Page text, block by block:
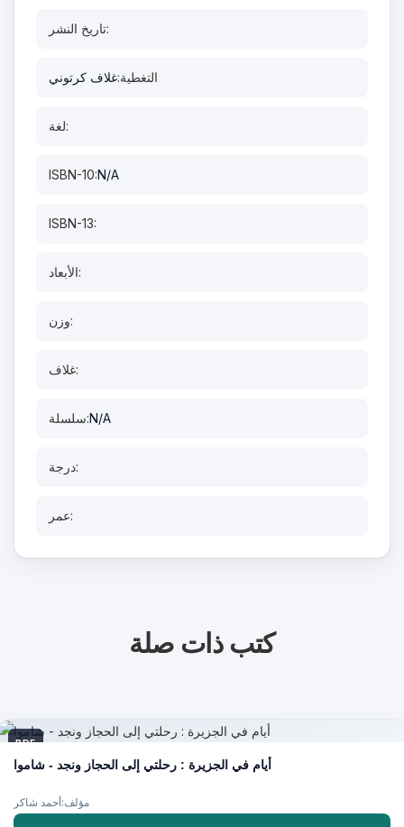
تاريخ النشر:
التغطية:غلاف كرتوني
لغة:
ISBN-10:N/A
ISBN-13:
الأبعاد:
وزن:
غلاف:
سلسلة:N/A
درجة:
عمر:
كتب ذات صلة
PDF
أيام في الجزيرة : رحلتي إلى الحجاز ونجد - شاموا
مؤلف:أحمد شاكر